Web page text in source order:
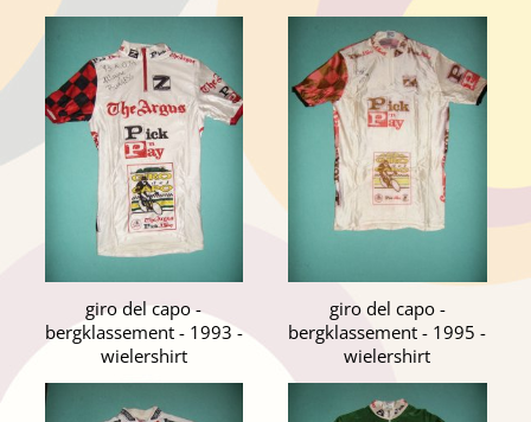
giro del capo -
bergklassement - 1993 -
wielershirt
giro del capo -
bergklassement - 1995 -
wielershirt